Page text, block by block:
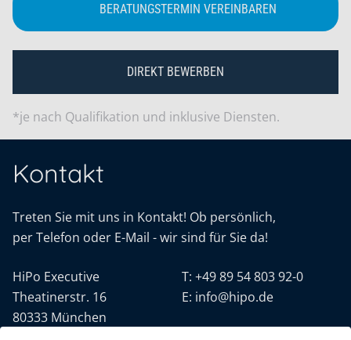
BERATUNGSTERMIN VEREINBAREN
DIREKT BEWERBEN
*je nach Qualifikation und inklusive Diensten.
Kontakt
Treten Sie mit uns in Kontakt! Ob persönlich,
per Telefon oder E-Mail - wir sind für Sie da!
HiPo Executive
Theatinerstr. 16
80333 München
T: +49 89 54 803 92-0
E: info@hipo.de